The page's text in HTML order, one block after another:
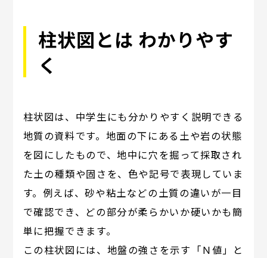
柱状図とは わかりやす
く
柱状図は、中学生にも分かりやすく説明できる
地質の資料です。地面の下にある土や岩の状態
を図にしたもので、地中に穴を掘って採取され
た土の種類や固さを、色や記号で表現していま
す。例えば、砂や粘土などの土質の違いが一目
で確認でき、どの部分が柔らかいか硬いかも簡
単に把握できます。
この柱状図には、地盤の強さを示す「Ｎ値」と